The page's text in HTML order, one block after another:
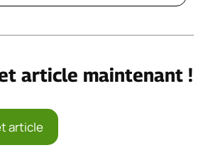
article maintenant !
article